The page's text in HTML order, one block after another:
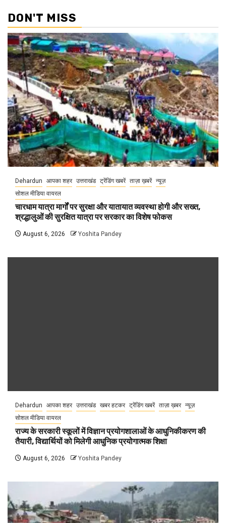
DON'T MISS
Dehardun आपका शहर उत्तराखंड ट्रेंडिंग खबरें ताज़ा ख़बरें न्यूज़
सोशल मीडिया वायरल
चारधाम यात्रा मार्गों पर सुरक्षा और यातायात व्यवस्था होगी और सख्त,
श्रद्धालुओं की सुरक्षित यात्रा पर सरकार का विशेष फोकस
August 6, 2026 Yoshita Pandey
Dehardun आपका शहर उत्तराखंड खबर हटकर ट्रेंडिंग खबरें ताज़ा ख़बर न्यूज़
सोशल मीडिया वायरल
राज्य के सरकारी स्कूलों में विज्ञान प्रयोगशालाओं के आधुनिकीकरण की
तैयारी, विद्यार्थियों को मिलेगी आधुनिक प्रयोगात्मक शिक्षा
August 6, 2026 Yoshita Pandey